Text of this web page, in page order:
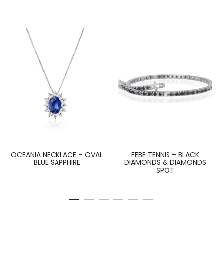
OCEANIA NECKLACE – OVAL
BLUE SAPPHIRE
FEBE TENNIS – BLACK
DIAMONDS & DIAMONDS
SPOT